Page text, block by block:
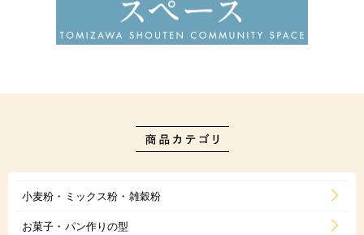
小麦粉・ミックス粉・雑穀粉
お菓子・パン作りの型